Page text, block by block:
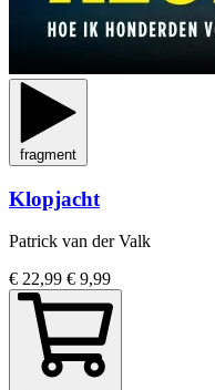
fragment
Klopjacht
Patrick van der Valk
€ 22,99 € 9,99